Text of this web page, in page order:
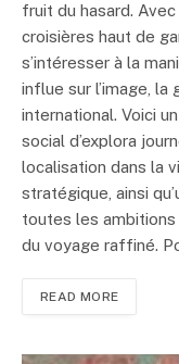
fruit du hasard.
croisières haut de
s’intéresser à la
influe sur l’image,
international. Voici
social d’explora
localisation dans la
stratégique, ainsi
toutes les
du voyage raffiné.
READ MORE